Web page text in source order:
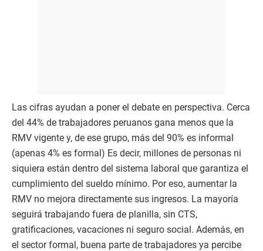
Las cifras ayudan a poner el debate en perspectiva. Cerca
del 44% de trabajadores peruanos gana menos que la
RMV vigente y, de ese grupo, más del 90% es informal
(apenas 4% es formal) Es decir, millones de personas ni
siquiera están dentro del sistema laboral que garantiza el
cumplimiento del sueldo mínimo. Por eso, aumentar la
RMV no mejora directamente sus ingresos. La mayoría
seguirá trabajando fuera de planilla, sin CTS,
gratificaciones, vacaciones ni seguro social. Además, en
el sector formal, buena parte de trabajadores ya percibe